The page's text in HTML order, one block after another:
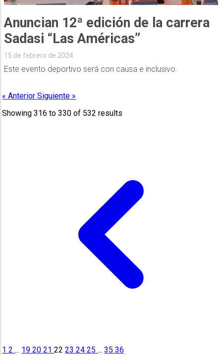
Anuncian 12ª edición de la carrera
Sadasi “Las Américas”
15 de febrero de 2024
Este evento deportivo será con causa e inclusivo.
« AnteriorSiguiente »
Showing316 to330 of 532 results
12... 19202122 232425... 3536